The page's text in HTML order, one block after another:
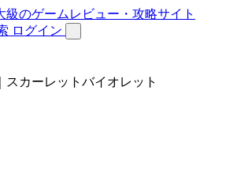
ログイン
カーレットバイオレット